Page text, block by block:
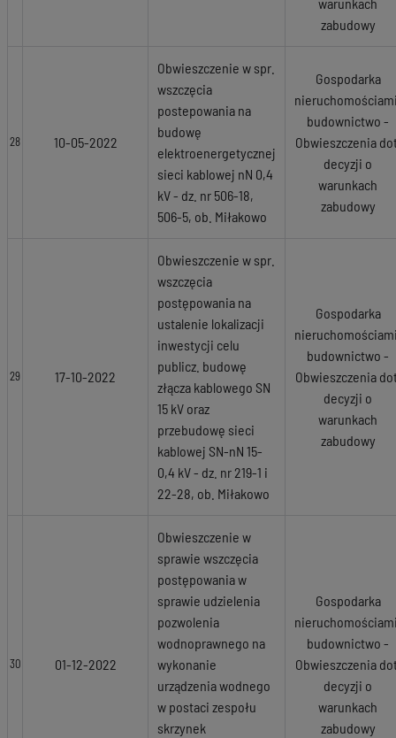
zabudowy
28 10-05-2022
Obwieszczenie w spr.
wszczęcia
postepowania na
budowę
elektroenergetycznej
sieci kablowej nN 0,4
kV - dz. nr 506-18,
506-5, ob. Miłakowo
Gospodarka
budownictwo -
Obwieszczenia
decyzji o
warunkach
zabudowy
29 17-10-2022
Obwieszczenie w spr.
wszczęcia
postępowania na
ustalenie lokalizacji
inwestycji celu
publicz. budowę
złącza kablowego SN
15 kV oraz
przebudowę sieci
kablowej SN-nN 15-
0,4 kV - dz. nr 219-1 i
22-28, ob. Miłakowo
Gospodarka
budownictwo -
Obwieszczenia
decyzji o
warunkach
zabudowy
30 01-12-2022
Obwieszczenie w
sprawie wszczęcia
postępowania w
sprawie udzielenia
pozwolenia
wodnoprawnego na
wykonanie
urządzenia wodnego
w postaci zespołu
skrzynek
Gospodarka
budownictwo -
Obwieszczenia
decyzji o
warunkach
zabudowy